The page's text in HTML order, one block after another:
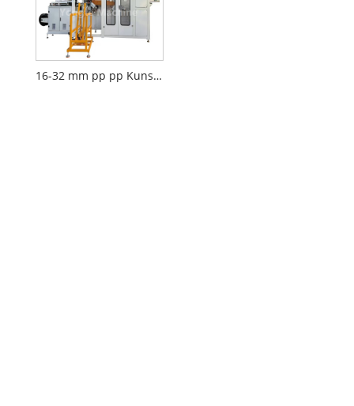
16-32 mm pp pp Kunststoffrohr Autowicklung und Packmaschine